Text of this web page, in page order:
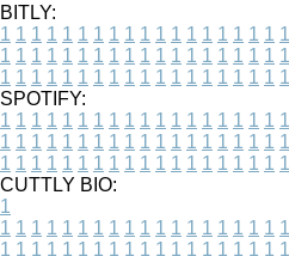
BITLY:
1 1 1 1 1 1 1 1 1 1 1 1 1 1 1 1 1 1 1
1 1 1 1 1 1 1 1 1 1 1 1 1 1 1 1 1 1 1
1 1 1 1 1 1 1 1 1 1 1 1 1 1 1 1 1 1 1
SPOTIFY:
1 1 1 1 1 1 1 1 1 1 1 1 1 1 1 1 1 1 1
1 1 1 1 1 1 1 1 1 1 1 1 1 1 1 1 1 1 1
1 1 1 1 1 1 1 1 1 1 1 1 1 1 1 1 1 1 1
CUTTLY BIO:
1
1 1 1 1 1 1 1 1 1 1 1 1 1 1 1 1 1 1 1
1 1 1 1 1 1 1 1 1 1 1 1 1 1 1 1 1 1 1